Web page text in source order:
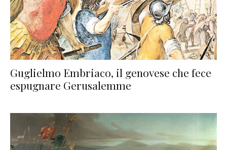
Guglielmo Embriaco, il genovese che fece
espugnare Gerusalemme